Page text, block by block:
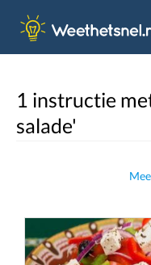
1 instructie
salade'